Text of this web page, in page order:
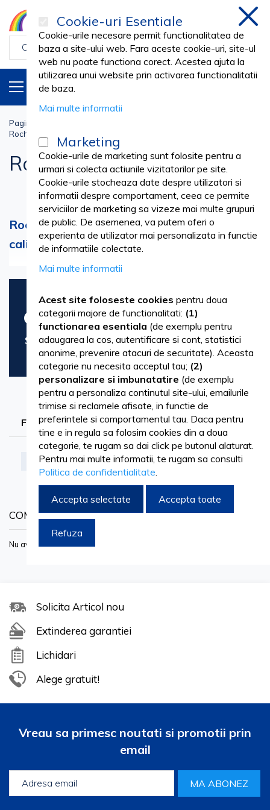
PRODUSE
Pagina principala
Rochii si Sarafane
Rochii si Sarafane
Rochii si Sarafane - standarde stricte de
calitate, la prețuri competitive.
Nu se pot gasi produse care
sa coincida cu selectia.
FILTRARE DUPA
Albastru Sterge filtrele
COMPARA PRODUSE
Nu aveti produse de comparat.
Solicita Articol nou
Extinderea garantiei
Lichidari
Alege gratuit!
Vreau sa primesc noutati si promotii prin
email
MA ABONEZ
Cookie-uri Esentiale
Cookie-urile necesare permit functionalitatea de
baza a site-ului web. Fara aceste cookie-uri, site-ul
web nu poate functiona corect. Acestea ajuta la
utilizarea unui website prin activarea functionalitatii
de baza.
Mai multe informatii
Marketing
Cookie-urile de marketing sunt folosite pentru a
urmari si colecta actiunile vizitatorilor pe site.
Cookie-urile stocheaza date despre utilizatori si
informatii despre comportament, ceea ce permite
serviciilor de marketing sa vizeze mai multe grupuri
de public. De asemenea, va putem oferi o
experienta de utilizator mai personalizata in functie
de informatiile colectate.
Mai multe informatii
Acest site foloseste cookies pentru doua
categorii majore de functionalitati: (1)
functionarea esentiala (de exemplu pentru
adaugarea la cos, autentificare si cont, statistici
anonime, prevenire atacuri de securitate). Aceasta
categorie nu necesita acceptul tau; (2)
personalizare si imbunatatire (de exemplu
pentru a personaliza continutul site-ului, emailurile
trimise si reclamele afisate, in functie de
preferintele si comportamentul tau. Daca pentru
tine e in regula sa folosim cookies din a doua
categorie, te rugam sa dai click pe butonul alaturat.
Pentru mai multe informatii, te rugam sa consulti
Politica de confidentialitate.
Accepta selectate Accepta toate
Refuza